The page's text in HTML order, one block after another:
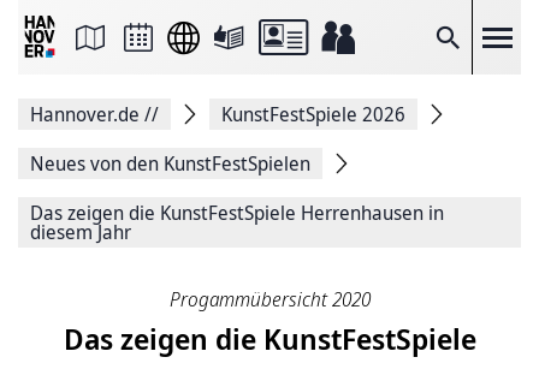
Suche
Seite
Facebook
teilen
Seitenlink
Kopieren
Hannover.de //
KunstFestSpiele 2026
Neues von den KunstFestSpielen
Das zeigen die KunstFestSpiele Herrenhausen in
diesem Jahr
Progammübersicht 2020
Das zeigen die KunstFestSpiele